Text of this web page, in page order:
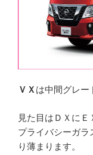
ＶＸ は中間グレー
見た目はＤＸにＥ
プライバシーガラ
り薄まります。